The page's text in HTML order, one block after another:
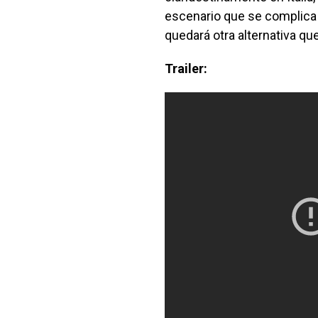
escenario que se
quedará otra alternativa
Trailer: